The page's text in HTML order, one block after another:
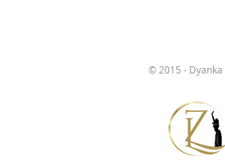
© 2015 - Dyanka